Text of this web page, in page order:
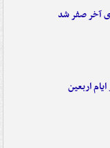
آخر صفر شد
اربعین